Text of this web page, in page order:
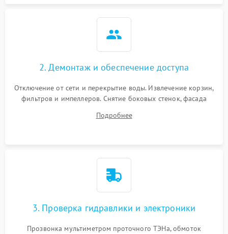
2. Демонтаж и обеспечение доступа
Отключение от сети и перекрытие воды. Извлечение корзин,
фильтров и импеллеров. Снятие боковых стенок, фасада
циркуляционному насосу, ТЭНу и сливной помпе.
Подробнее
3. Проверка гидравлики и электроники
Прозвонка мультиметром проточного ТЭНа, обмоток